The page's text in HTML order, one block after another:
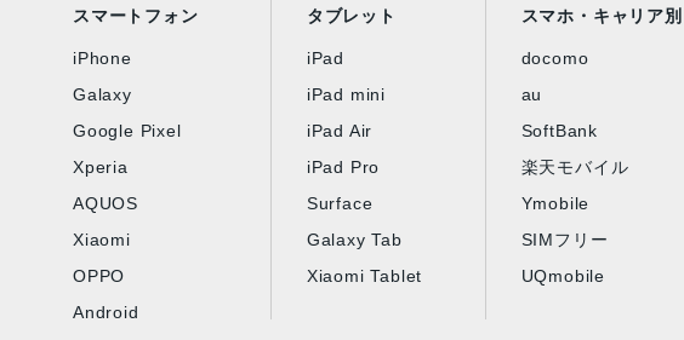
ディスプレイの
ポート
スマートフォン
iPhone
Galaxy
Google Pixel
Xperia
AQUOS
Xiaomi
OPPO
Android
タブレット
iPad
iPad mini
iPad Air
iPad Pro
Surface
Galaxy Tab
Xiaomi Tablet
スマホ・キャリア別
docomo
au
SoftBank
楽天モバイル
Ymobile
SIMフリー
UQmobile